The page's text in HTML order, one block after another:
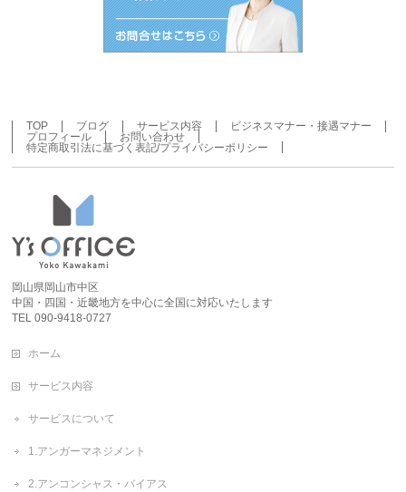
TOP ブログ サービス内容
ビジネスマナー・接遇マナー
プロフィール
お問い合わせ
特定商取引法に基づく表記/プライバシーポリシー
岡山県岡山市中区
中国・四国・近畿地方を中心に全国に対応いたします
TEL 090-9418-0727
ホーム
サービス内容
サービスについて
1.アンガーマネジメント
2.アンコンシャス・バイアス